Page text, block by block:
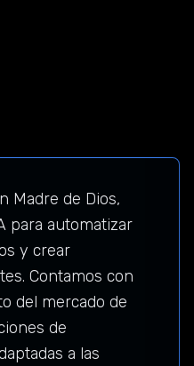
Madre de Dios,
para automatizar
y crear
Contamos con
del mercado de
de
a las